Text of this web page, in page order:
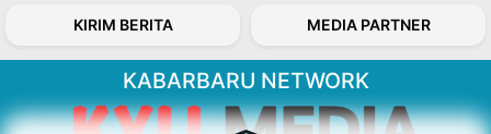
KIRIM BERITA MEDIA PARTNER
KABARBARU NETWORK